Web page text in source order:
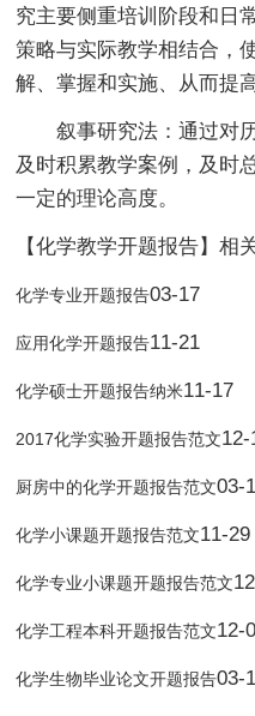
究主要侧重培训阶段和日
策略与实际教学相结合，
解、掌握和实施、从而提
叙事研究法：通过对历
及时积累教学案例，及时
一定的理论高度。
【化学教学开题报告】相
化学专业开题报告03-17
应用化学开题报告11-21
化学硕士开题报告纳米11-17
2017化学实验开题报告范文12-
厨房中的化学开题报告范文03-
化学小课题开题报告范文11-29
化学专业小课题开题报告范文
化学工程本科开题报告范文12-
化学生物毕业论文开题报告03-